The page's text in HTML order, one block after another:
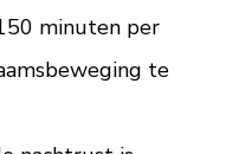
minuten per
te